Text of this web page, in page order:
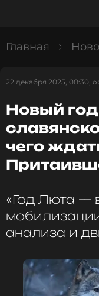
Главная
22 декабря 2025, 00:30,
Новый
чего
«Год Люта —
анализа и